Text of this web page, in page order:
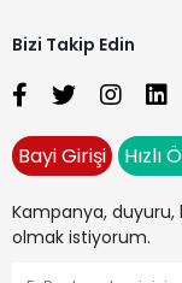
Bizi Takip Edin
Bayi Girişi Hızlı
Kampanya,
olmak istiyorum.